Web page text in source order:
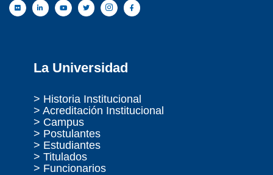
La Universidad
> Historia Institucional
> Acreditación Institucional
> Campus
> Postulantes
> Estudiantes
> Titulados
> Funcionarios